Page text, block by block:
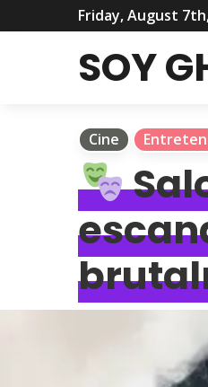
Friday, August
SOY
Cine